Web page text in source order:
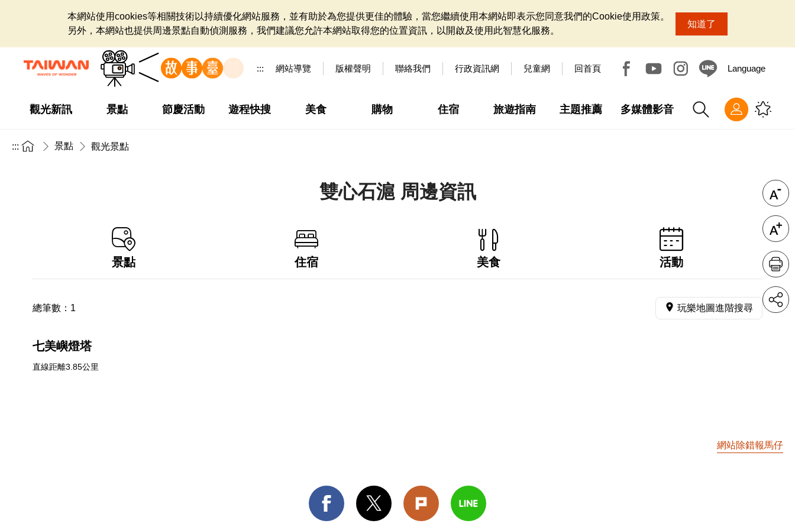
本網站使用cookies等相關技術以持續優化網站服務，並有助於為您提供更佳的體驗，當您繼續使用本網站即表示您同意我們的Cookie使用政策。
另外，本網站也提供周邊景點自動偵測服務，我們建議您允許本網站取得您的位置資訊，以開啟及使用此智慧化服務。
知道了
::: 網站導覽 版權聲明 聯絡我們 行政資訊網 兒童網 回首頁 Language
觀光新訊 景點 節慶活動 遊程快搜 美食 購物 住宿 旅遊指南 主題推薦 多媒體影音
::: 景點 觀光景點
雙心石滬 周邊資訊
景點 住宿 美食 活動
總筆數： 1 玩樂地圖進階搜尋
七美嶼燈塔
直線距離3.85公里
網站除錯報馬仔